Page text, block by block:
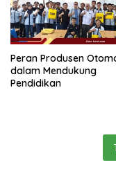
Peran Produsen
dalam Mendukung
Pendidikan